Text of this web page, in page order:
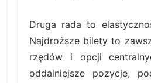
Druga rada to
Najdroższe bilety to
rzędów i opcji
oddalniejsze pozycje,